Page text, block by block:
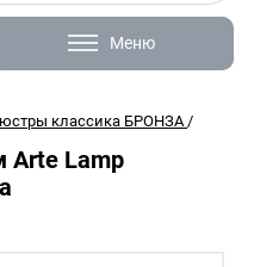
Меню
классика БРОНЗА /
Arte Lamp